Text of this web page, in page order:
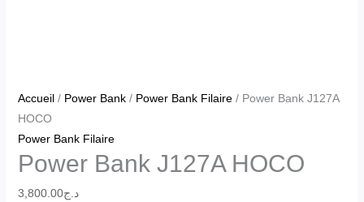
Accueil/ Power Bank/ Power Bank Filaire/ Power Bank J127A
HOCO
Power Bank Filaire
Power Bank J127A HOCO
د.ج3,800.00